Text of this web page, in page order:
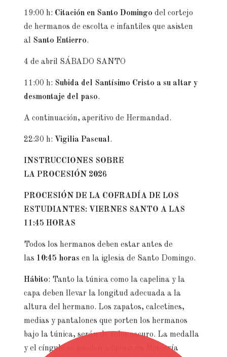
19:00 h: Citación en Santo Domingo del cortejo
de hermanos de escolta e infantiles que asisten
al Santo Entierro.
4 de abril SÁBADO SANTO
11:00 h: Subida del Santísimo Cristo a su altar y
desmontaje del paso.
A continuación, aperitivo de Hermandad.
22:30 h: Vigilia Pascual.
INSTRUCCIONES SOBRE
LA PROCESIÓN 2026
PROCESIÓN DE LA COFRADÍA DE LOS
ESTUDIANTES: VIERNES SANTO A LAS
11:45 HORAS
Todos los hermanos deben estar antes de
las 10:45 horas en la iglesia de Santo Domingo.
Hábito: Tanto la túnica como la capelina y la
capa deben llevar la longitud adecuada a la
altura del hermano. Los zapatos, calcetines,
medias y pantalones que porten los hermanos
bajo la túnica, serán de color oscuro. La medalla
y el cíngulo se pueden adquirir en Mercería